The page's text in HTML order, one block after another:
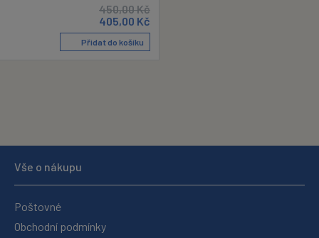
450,00Kč
405,00 Kč
Přidat do košíku
Vše o nákupu
Poštovné
Obchodní podmínky